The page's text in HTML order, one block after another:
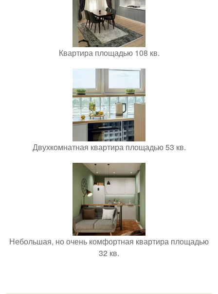
Квартира площадью 108 кв.
Двухкомнатная квартира площадью 53 кв.
Небольшая, но очень комфортная квартира площадью
32 кв.